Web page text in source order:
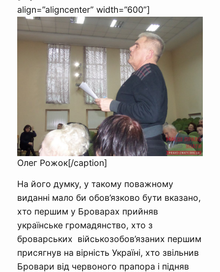
align=”aligncenter” width=”600”]
Олег Рожок[/caption]
На його думку, у такому поважному
виданні мало би обов’язково бути вказано,
хто першим у Броварах прийняв
українське громадянство, хто з
броварських військозобов’язаних першим
присягнув на вірність Україні, хто звільнив
Бровари від червоного прапора і підняв